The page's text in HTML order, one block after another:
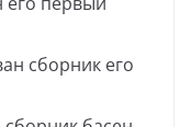
сборник его